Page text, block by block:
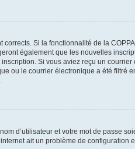
Si la fonctionnalité de la
également que les nouvelles
Si vous aviez reçu un
ou le courrier électronique a été filtré
d’utilisateur et votre mot de passe
ait un problème de configuration